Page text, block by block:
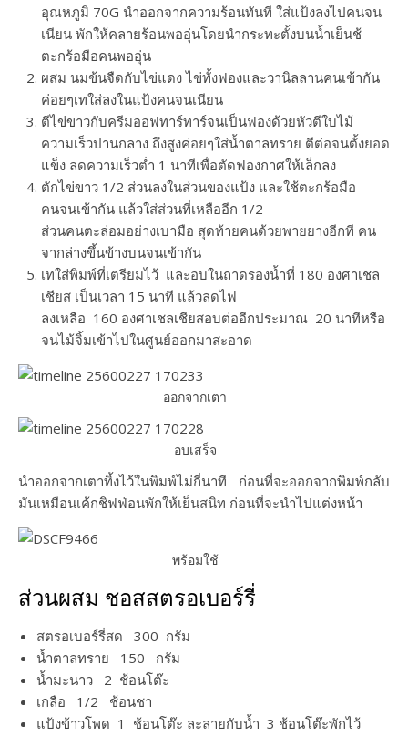
อุณหภูมิ 70G นำออกจากความร้อนทันที ใส่แป้งลงไปคนจน
เนียน พักให้คลายร้อนพออุ่นโดยนำกระทะตั้งบนน้ำเย็นช้
ตะกร้อมือคนพออุ่น
ผสม นมข้นจืดกับไข่แดง ไข่ทั้งฟองและวานิลลานคนเข้ากัน
ค่อยๆเทใส่ลงในแป้งคนจนเนียน
ตีไข่ขาวกับครีมออฟทาร์ทาร์จนเป็นฟองด้วยหัวตีใบไม้
ความเร็วปานกลาง ถึงสูงค่อยๆใส่น้ำตาลทราย ตีต่อจนตั้งยอด
แข็ง ลดความเร็วต่ำ 1 นาทีเพื่อตัดฟองกาศให้เล็กลง
ตักไข่ขาว 1/2 ส่วนลงในส่วนของแป้ง และใช้ตะกร้อมือ
คนจนเข้ากัน แล้วใส่ส่วนที่เหลืออีก 1/2
ส่วนคนตะล่อมอย่างเบามือ สุดท้ายคนด้วยพายยางอีกที คน
จากล่างขึ้นข้างบนจนเข้ากัน
เทใส่พิมพ์ที่เตรียมไว้ และอบในถาดรองน้ำที่ 180 องศาเชล
เชียส เป็นเวลา 15 นาที แล้วลดไฟ
ลงเหลือ 160 องศาเชลเชียสอบต่ออีกประมาณ 20 นาทีหรือ
จนไม้จิ้มเข้าไปในศูนย์ออกมาสะอาด
ออกจากเตา
อบเสร็จ
นำออกจากเตาทิ้งไว้ในพิมพ์ไม่กี่นาที ก่อนที่จะออกจากพิมพ์กลับ
มันเหมือนเค้กชิฟฟ่อนพักให้เย็นสนิท ก่อนที่จะนำไปแต่งหน้า
พร้อมใช้
ส่วนผสม ชอสสตรอเบอร์รี่
สตรอเบอร์รี่สด 300 กรัม
น้ำตาลทราย 150 กรัม
น้ำมะนาว 2 ช้อนโต๊ะ
เกลือ 1/2 ช้อนชา
แป้งข้าวโพด 1 ช้อนโต๊ะ ละลายกับน้ำ 3 ช้อนโต๊ะพักไว้